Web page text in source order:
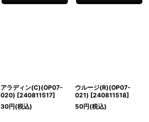
アラディン(C)(OP07-
020) [240811517]
30円(税込)
ウルージ(R)(OP07-
021) [240811518]
50円(税込)